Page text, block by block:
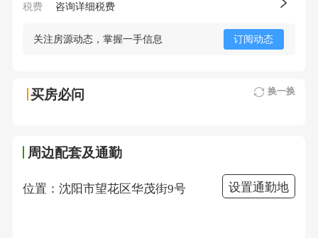
税费 咨询详细税费
关注房源动态，掌握一手信息 订阅动态
买房必问 换一换
周边配套及通勤
位置：沈阳市望花区华茂街9号 设置通勤地